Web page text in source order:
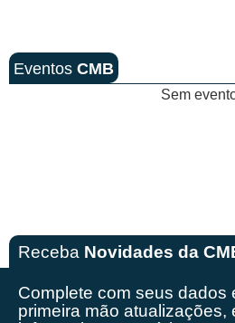
Eventos CMB
Sem
Receba Novidades da
Complete com seus dados
primeira mão atualizações,